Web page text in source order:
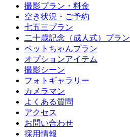
撮影プラン・料金
空き状況・ご予約
七五三プラン
二十歳記念（成人式）プラン
ペットちゃんプラン
オプションアイテム
撮影シーン
フォトギャラリー
カメラマン
よくある質問
アクセス
お問い合わせ
採用情報